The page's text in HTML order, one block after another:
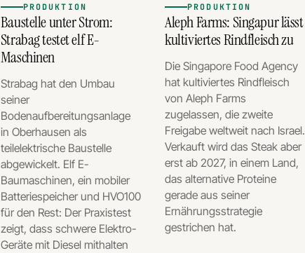
PRODUKTION
Baustelle unter Strom:
Strabag testet elf E-
Maschinen
Strabag hat den Umbau
seiner
Bodenaufbereitungsanlage
in Oberhausen als
teilelektrische Baustelle
abgewickelt. Elf E-
Baumaschinen, ein mobiler
Batteriespeicher und HVO100
für den Rest: Der Praxistest
zeigt, dass schwere Elektro-
Geräte mit Diesel mithalten
PRODUKTION
Aleph Farms: Singapur lässt
kultiviertes Rindfleisch zu
Die Singapore Food Agency
hat kultiviertes Rindfleisch
von Aleph Farms
zugelassen, die zweite
Freigabe weltweit nach Israel.
Verkauft wird das Steak aber
erst ab 2027, in einem Land,
das alternative Proteine
gerade aus seiner
Ernährungsstrategie
gestrichen hat.